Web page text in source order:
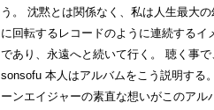
う。 沈黙とは関係なく、私は人生最大
に回転するレコードのように連続する
であり、永遠へと続いて行く。 聴く事
sonsofu 本人はアルバムをこう説明する
ーンエイジャーの素直な想いがこのア